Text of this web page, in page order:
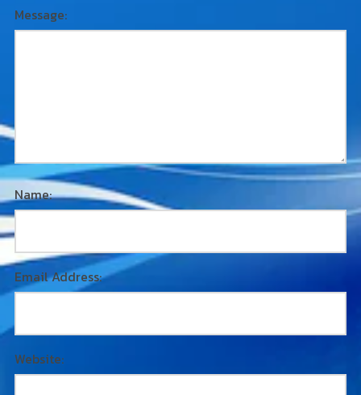
Message:
Name:
Email Address:
Website: